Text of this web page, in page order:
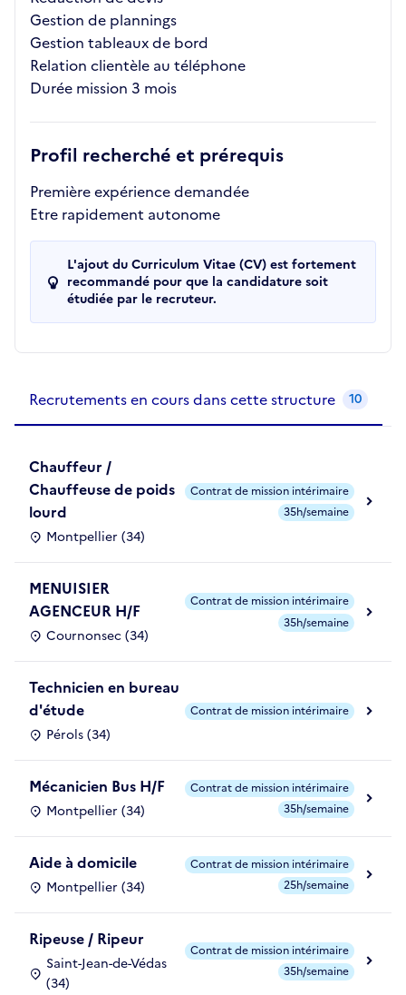
Gestion de plannings
Gestion tableaux de bord
Relation clientèle au téléphone
Durée mission 3 mois
Profil recherché et prérequis
Première expérience demandée
Etre rapidement autonome
L'ajout du Curriculum Vitae (CV) est fortement
recommandé pour que la candidature soit
étudiée par le recruteur.
Recrutements en cours dans cette structure 10
Chauffeur /
Chauffeuse de poids
lourd
Montpellier (34)
Contrat de mission intérimaire
35h/semaine
MENUISIER
AGENCEUR H/F
Cournonsec (34)
Contrat de mission intérimaire
35h/semaine
Technicien en bureau
d'étude
Pérols (34)
Contrat de mission intérimaire
Mécanicien Bus H/F
Montpellier (34)
Contrat de mission intérimaire
35h/semaine
Aide à domicile
Montpellier (34)
Contrat de mission intérimaire
25h/semaine
Ripeuse / Ripeur
Saint-Jean-de-Védas
(34)
Contrat de mission intérimaire
35h/semaine